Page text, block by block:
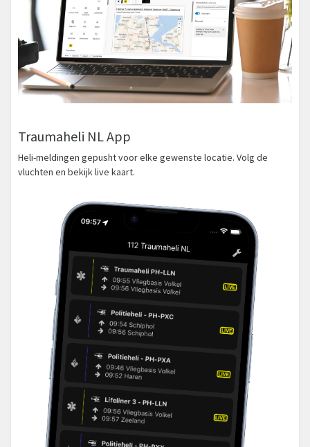
Traumaheli NL App
Heli-meldingen gepusht voor elke gewenste locatie. Volg de
vluchten en bekijk live kaart.